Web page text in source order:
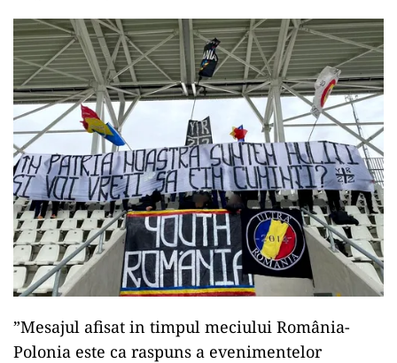
”Mesajul afisat in timpul meciului România-
Polonia este ca raspuns a evenimentelor